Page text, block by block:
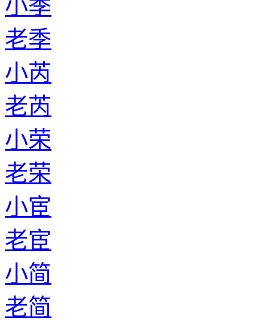
小季
老季
小芮
老芮
小荣
老荣
小宦
老宦
小简
老简